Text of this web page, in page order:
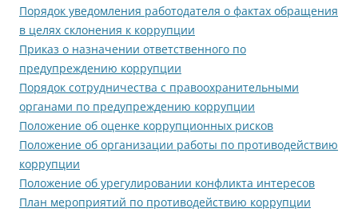
Порядок уведомления работодателя о фактах обращения
в целях склонения к коррупции
Приказ о назначении ответственного по
предупреждению коррупции
Порядок сотрудничества с правоохранительными
органами по предупреждению коррупции
Положение об оценке коррупционных рисков
Положение об организации работы по противодействию
коррупции
Положение об урегулировании конфликта интересов
План мероприятий по противодействию коррупции